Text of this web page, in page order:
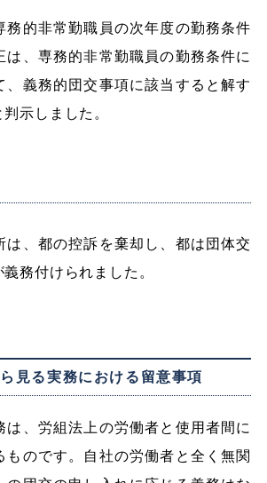
務的非常勤職員の次年度の勤務条件
は、専務的非常勤職員の勤務条件に
、義務的団交事項に該当すると解す
示しました。
は、都の控訴を棄却し、都は団体交
務付けられました。
見る実務における留意事項
は、労組法上の労働者と使用者間に
ものです。自社の労働者と全く無関